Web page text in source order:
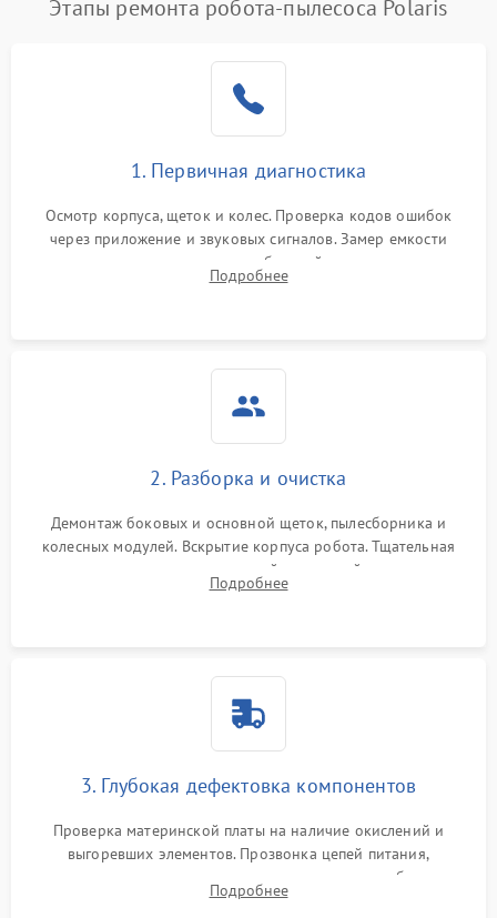
Этапы ремонта робота-пылесоса Polaris
1. Первичная диагностика
Осмотр корпуса, щеток и колес. Проверка кодов ошибок
через приложение и звуковых сигналов. Замер емкости
аккумулятора и тестирование базовой станции зарядки.
Оценка работы лидара, бампера и датчиков падения для
Подробнее
2. Разборка и очистка
Демонтаж боковых и основной щеток, пылесборника и
колесных модулей. Вскрытие корпуса робота. Тщательная
очистка внутренних полостей, шестерней и плат от
скопившейся пыли, волос и шерсти животных с
Подробнее
3. Глубокая дефектовка компонентов
Проверка материнской платы на наличие окислений и
выгоревших элементов. Прозвонка цепей питания,
тестирование приводных моторов колес и турбины
всасывания. Оценка состояния оптических и инфракрасных
Подробнее